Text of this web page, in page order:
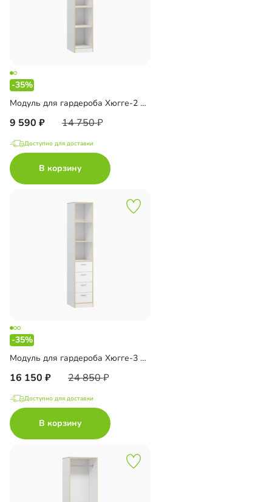
-35%
Модуль для гардероба Хюгге-2 Белый
9 590 14 750
Доступно для доставки
В корзину
-35%
Модуль для гардероба Хюгге-3 Белый
16 150 24 850
Доступно для доставки
В корзину